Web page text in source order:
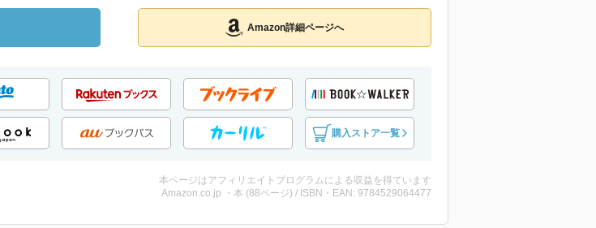
Amazon詳細ページへ
購入ストア一覧
本ページはアフィリエイトプログラムによる収益を得ています
Amazon.co.jp ・本 (88ページ) / ISBN・EAN: 9784529064477